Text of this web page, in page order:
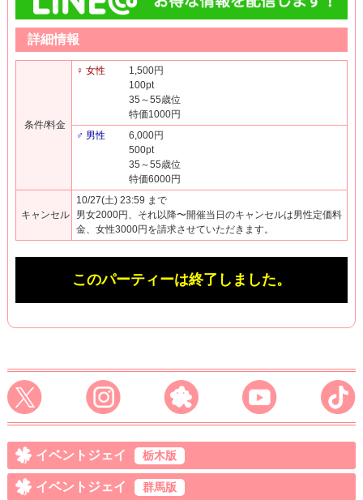
詳細情報
条件/料金
♀ 女性
1,500円
100pt
35～55歳位
特価1000円
♂ 男性
6,000円
500pt
35～55歳位
特価6000円
キャンセル
10/27(土) 23:59 まで
男女2000円、それ以降〜開催当日のキャンセルは男性定価料
金、女性3000円を請求させていただきます。
このパーティーは終了しました。
イベントジェイ 栃木版
イベントジェイ 群馬版